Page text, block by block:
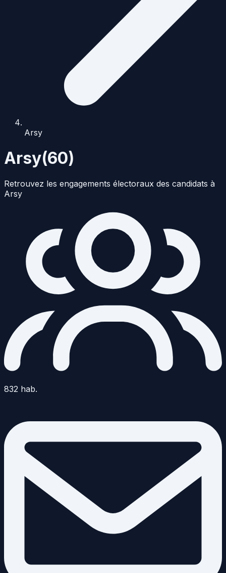
Arsy
Arsy(60)
Retrouvez les engagements électoraux des candidats à
Arsy
832 hab.